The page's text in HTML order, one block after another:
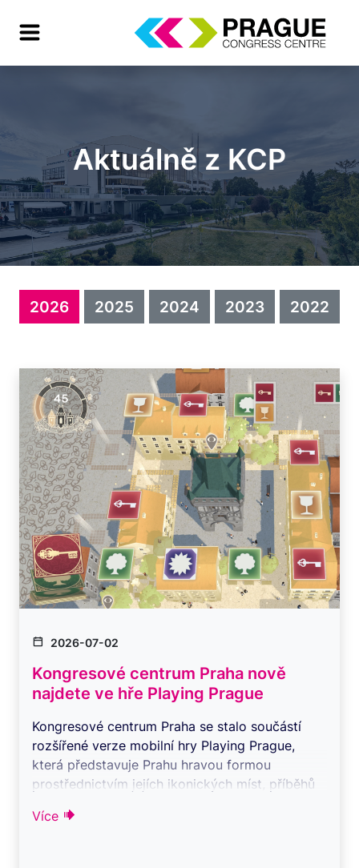
Aktuálně z KCP
2022
2023
2024
2025
2026
2026-07-02
Kongresové centrum Praha nově
najdete ve hře Playing Prague
Kongresové centrum Praha se stalo součástí
rozšířené verze mobilní hry Playing Prague,
která představuje Prahu hravou formou
prostřednictvím jejích ikonických míst, příběhů
Více